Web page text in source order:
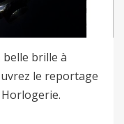
brille à
le reportage
Horlogerie.